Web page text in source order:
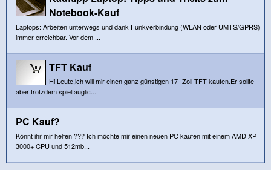
Notebook-Kauf
Laptops: Arbeiten unterwegs und dank Funkverbindung (WLAN oder UMTS/GPRS)
immer erreichbar. Vor dem ...
TFT Kauf
Hi Leute,ich will mir einen ganz günstigen 17- Zoll TFT kaufen.Er sollte
aber trotzdem spieltauglic...
PC Kauf?
Könnt ihr mir helfen ??? Ich möchte mir einen neuen PC kaufen mit einem AMD XP
3000+ CPU und 512mb...